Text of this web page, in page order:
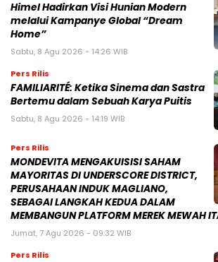
Himel Hadirkan Visi Hunian Modern
melalui Kampanye Global “Dream
Home”
Sabtu, 8 Agu 2026 - 14:26 WIB
Pers Rilis
FAMILIARITÉ: Ketika Sinema dan Sastra
Bertemu dalam Sebuah Karya Puitis
Sabtu, 8 Agu 2026 - 14:19 WIB
Pers Rilis
MONDEVITA MENGAKUISISI SAHAM
MAYORITAS DI UNDERSCORE DISTRICT,
PERUSAHAAN INDUK MAGLIANO,
SEBAGAI LANGKAH KEDUA DALAM
MEMBANGUN PLATFORM MEREK MEWAH
Jumat, 7 Agu 2026 - 09:32 WIB
Pers Rilis